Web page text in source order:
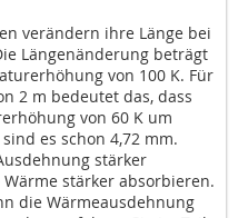
verändern ihre Länge bei
Längenänderung beträgt
von 100 K. Für
2 m bedeutet das, dass
von 60 K um
es schon 4,72 mm.
stärker
stärker absorbieren.
die Wärmeausdehnung